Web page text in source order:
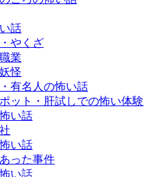
話
やくざ
業
怪
有名人の怖い話
ット・肝試しでの怖い体験
い話
い話
った事件
い話